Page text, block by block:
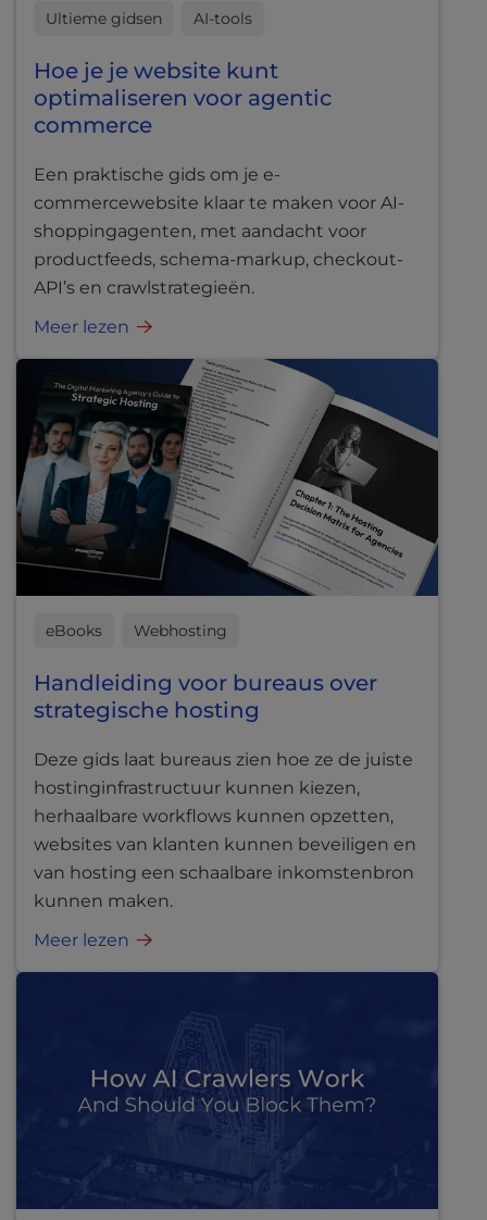
Ultieme gidsen AI-tools
Hoe je je website kunt
optimaliseren voor agentic
commerce
Een praktische gids om je e-
commercewebsite klaar te maken voor AI-
shoppingagenten, met aandacht voor
productfeeds, schema-markup, checkout-
API’s en crawlstrategieën.
Meer lezen
eBooks Webhosting
Handleiding voor bureaus over
strategische hosting
Deze gids laat bureaus zien hoe ze de juiste
hostinginfrastructuur kunnen kiezen,
herhaalbare workflows kunnen opzetten,
websites van klanten kunnen beveiligen en
van hosting een schaalbare inkomstenbron
kunnen maken.
Meer lezen